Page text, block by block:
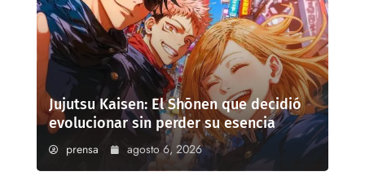
Jujutsu Kaisen: El Shōnen que decidió
evolucionar sin perder su esencia
prensa agosto 6, 2026